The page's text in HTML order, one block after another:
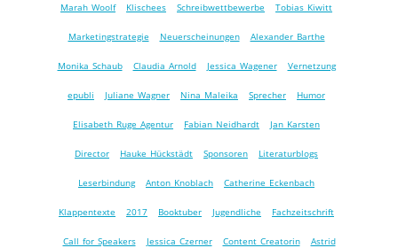
Marah Woolf Klischees Schreibwettbewerbe Tobias Kiwitt
Marketingstrategie Neuerscheinungen Alexander Barthe
Monika Schaub Claudia Arnold Jessica Wagener Vernetzung
epubli Juliane Wagner Nina Maleika Sprecher Humor
Elisabeth Ruge Agentur Fabian Neidhardt Jan Karsten
Director Hauke Hückstädt Sponsoren Literaturblogs
Leserbindung Anton Knoblach Catherine Eckenbach
Klappentexte 2017 Booktuber Jugendliche Fachzeitschrift
Call for Speakers Jessica Czerner Content Creatorin Astrid